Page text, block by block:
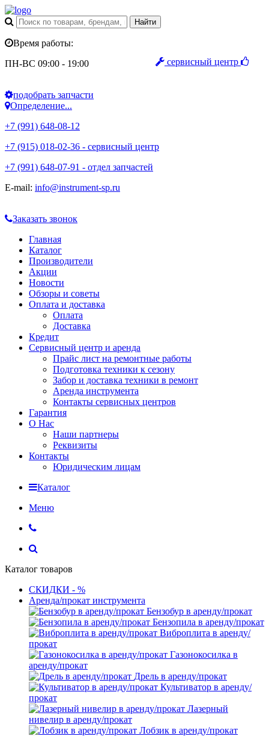
сервисный центр
Время работы:
ПН-ВС 09:00 - 19:00
подобрать запчасти
Определение...
+7 (991) 648-08-12
+7 (915) 018-02-36 - сервисный центр
+7 (991) 648-07-91 - отдел запчастей
E-mail: info@instrument-sp.ru
Заказать звонок
Главная
Каталог
Производители
Акции
Новости
Обзоры и советы
Оплата и доставка
Оплата
Доставка
Кредит
Сервисный центр и аренда
Прайс лист на ремонтные работы
Подготовка техники к сезону
Забор и доставка техники в ремонт
Аренда инструмента
Контакты сервисных центров
Гарантия
О Нас
Наши партнеры
Реквизиты
Контакты
Юридическим лицам
Каталог
Меню
Каталог товаров
СКИДКИ - %
Аренда/прокат инструмента
Бензобур в аренду/прокат
Бензопила в аренду/прокат
Виброплита в аренду/
прокат
Газонокосилка в
аренду/прокат
Дрель в аренду/прокат
Культиватор в аренду/
прокат
Лазерный
нивелир в аренду/прокат
Лобзик в аренду/прокат